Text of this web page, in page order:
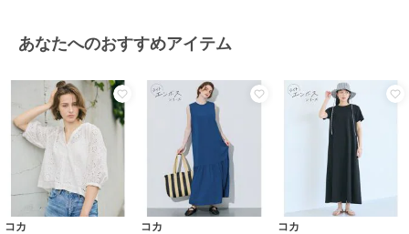
あなたへのおすすめアイテム
コカ コカ コカ